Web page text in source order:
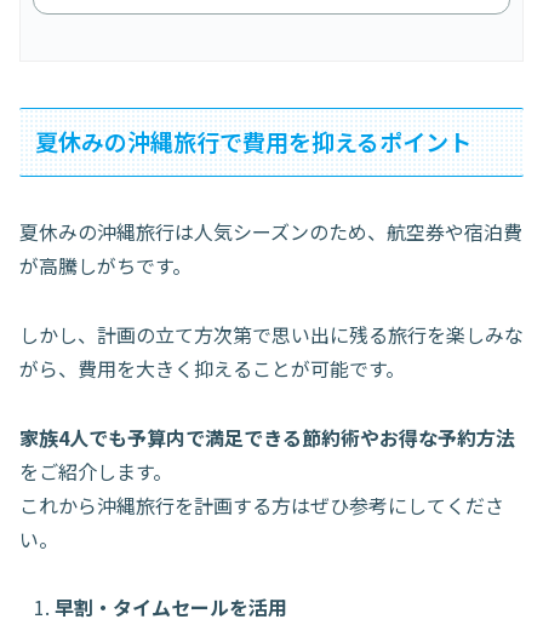
夏休みの沖縄旅行で費用を抑えるポイント
夏休みの沖縄旅行は人気シーズンのため、航空券や宿泊費
が高騰しがちです。
しかし、計画の立て方次第で思い出に残る旅行を楽しみな
がら、費用を大きく抑えることが可能です。
家族4人でも予算内で満足できる節約術やお得な予約方法
をご紹介します。
これから沖縄旅行を計画する方はぜひ参考にしてくださ
い。
早割・タイムセールを活用